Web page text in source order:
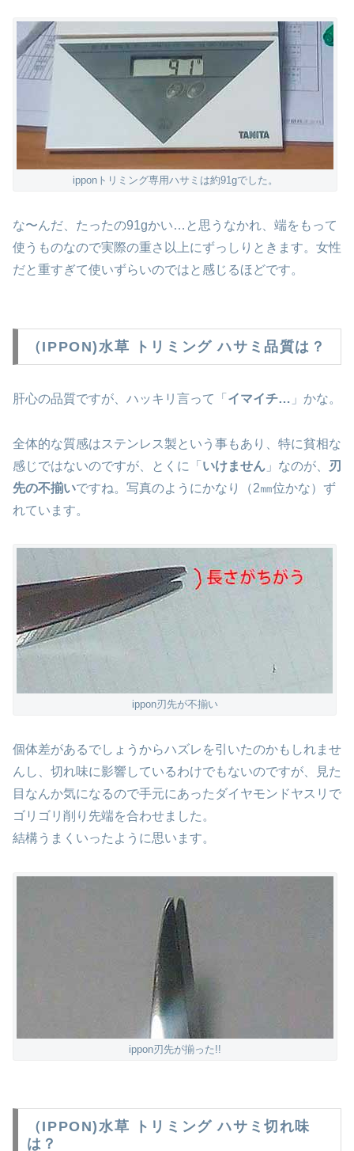
ipponトリミング専用ハサミは約91gでした。
な〜んだ、たったの91gかい…と思うなかれ、端をもって
使うものなので実際の重さ以上にずっしりときます。女性
だと重すぎて使いずらいのではと感じるほどです。
（IPPON)水草 トリミング ハサミ品質は？
肝心の品質ですが、ハッキリ言って「 イマイチ… 」かな。
全体的な質感はステンレス製という事もあり、特に貧相な
感じではないのですが、とくに「 いけません 」なのが、
刃
先の不揃いですね。写真のようにかなり（2㎜位かな）ず
れています。
ippon刃先が不揃い
個体差があるでしょうからハズレを引いたのかもしれませ
んし、切れ味に影響しているわけでもないのですが、見た
目なんか気になるので手元にあったダイヤモンドヤスリで
ゴリゴリ削り先端を合わせました。
結構うまくいったように思います。
ippon刃先が揃った!!
（IPPON)水草 トリミング ハサミ切れ味
は？